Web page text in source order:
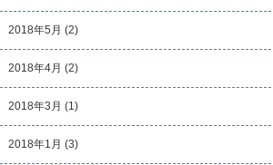
2018年5月 (2)
2018年4月 (2)
2018年3月 (1)
2018年1月 (3)